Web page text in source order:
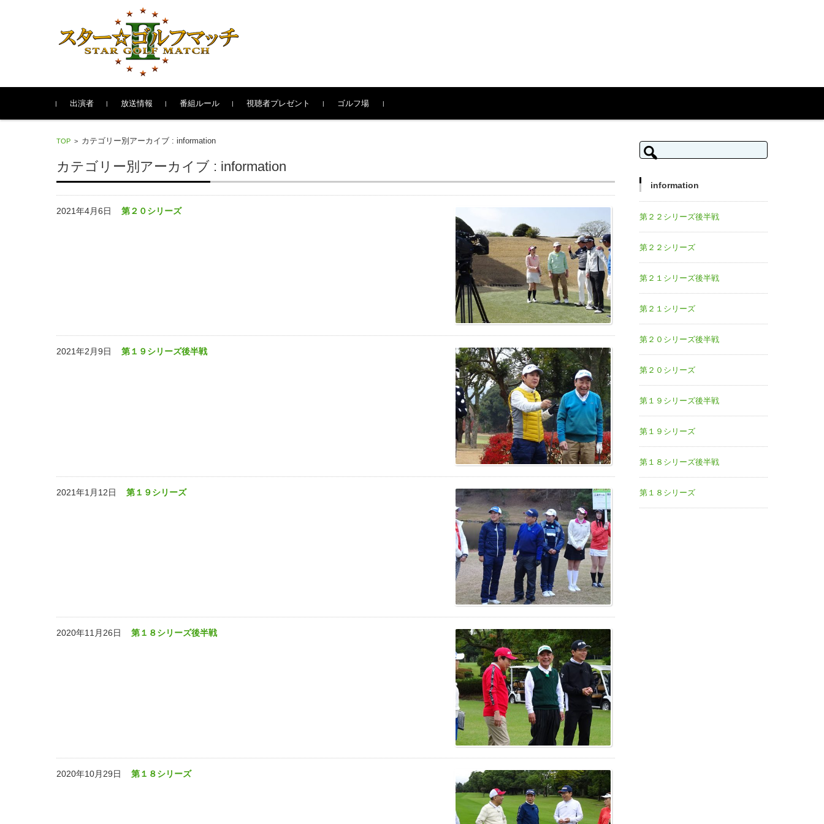
コンテンツに移動
出演者
放送情報 番組ルール 視聴者プレゼント ゴルフ場
TOP > カテゴリー別アーカイブ : information
カテゴリー別アーカイブ : information
2021年4月6日 第２０シリーズ
2021年2月9日 第１９シリーズ後半戦
2021年1月12日 第１９シリーズ
2020年11月26日 第１８シリーズ後半戦
2020年10月29日 第１８シリーズ
検索:
information
第２２シリーズ後半戦
第２２シリーズ
第２１シリーズ後半戦
第２１シリーズ
第２０シリーズ後半戦
第２０シリーズ
第１９シリーズ後半戦
第１９シリーズ
第１８シリーズ後半戦
第１８シリーズ